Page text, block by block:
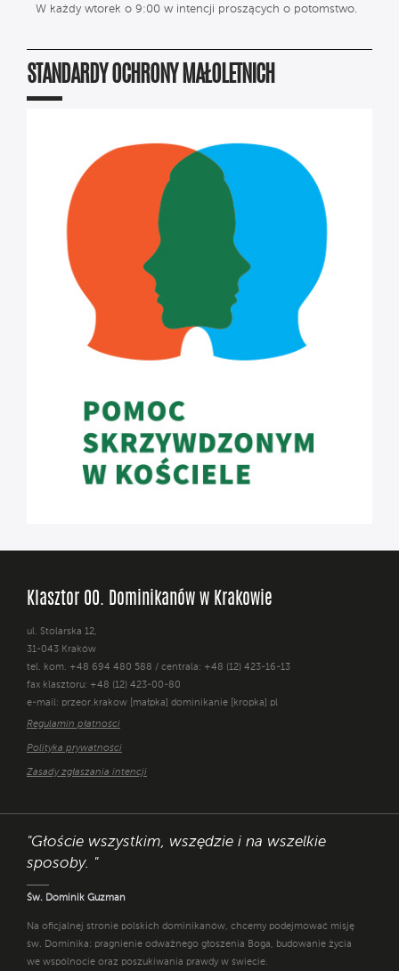
W każdy wtorek o 9:00 w intencji proszących o potomstwo.
STANDARDY OCHRONY MAŁOLETNICH
Klasztor OO. Dominikanów w Krakowie
ul. Stolarska 12,
31-043 Kraków
tel. kom. +48 694 480 588 / centrala: +48 (12) 423-16-13
fax klasztoru: +48 (12) 423-00-80
e-mail: przeor.krakow [małpka] dominikanie [kropka] pl
Regulamin płatności
Polityka prywatności
Zasady zgłaszania intencji
"Głoście wszystkim, wszędzie i na wszelkie
sposoby. "
Św. Dominik Guzman
Na oficjalnej stronie polskich dominikanów, chcemy podejmować misję
św. Dominika: pragnienie odważnego głoszenia Boga, budowanie życia
we wspólnocie oraz poszukiwania prawdy w świecie.